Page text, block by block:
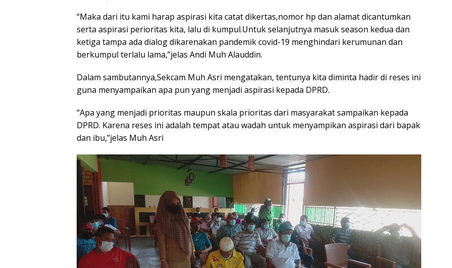
“Maka dari itu kami harap aspirasi kita catat dikertas,nomor hp dan alamat dicantumkan
serta aspirasi perioritas kita, lalu di kumpul.Untuk selanjutnya masuk season kedua dan
ketiga tampa ada dialog dikarenakan pandemik covid-19 menghindari kerumunan dan
berkumpul terlalu lama,”jelas Andi Muh Alauddin.
Dalam sambutannya,Sekcam Muh Asri mengatakan, tentunya kita diminta hadir di reses ini
guna menyampaikan apa pun yang menjadi aspirasi kepada DPRD.
“Apa yang menjadi prioritas maupun skala prioritas dari masyarakat sampaikan kepada
DPRD. Karena reses ini adalah tempat atau wadah untuk menyampikan aspirasi dari bapak
dan ibu,”jelas Muh Asri